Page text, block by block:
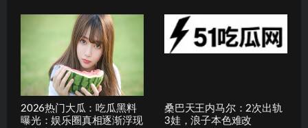
2026热门大瓜：吃瓜黑料
曝光：娱乐圈真相逐渐浮现
桑巴天王内马尔：2次出轨
3娃，浪子本色难改